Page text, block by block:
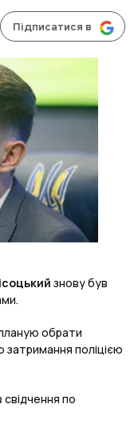
Підписатися в
знову був
обрати
затримання поліцією
по